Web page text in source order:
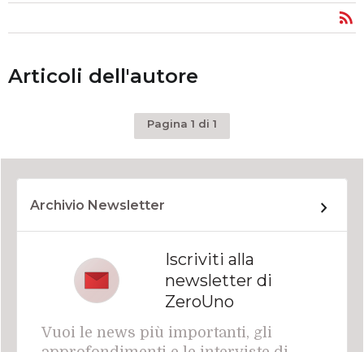
Articoli dell'autore
Pagina 1 di 1
Archivio Newsletter
Iscriviti alla
newsletter di
ZeroUno
Vuoi le news più importanti, gli